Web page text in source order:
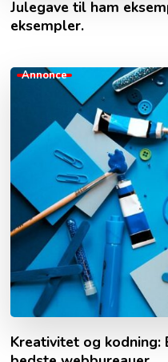
Julegave til ham
eksempler.
Annonce
Kreativitet og kodning: